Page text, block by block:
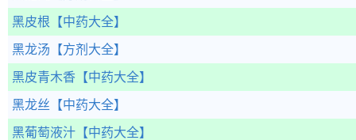
黑皮根 【中药大全】
黑龙汤 【方剂大全】
黑皮青木香 【中药大全】
黑龙丝 【中药大全】
黑葡萄液汁 【中药大全】